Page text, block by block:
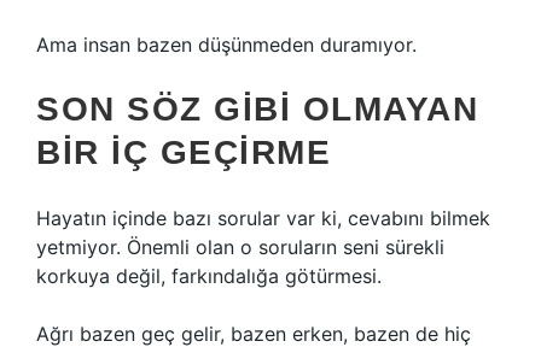
Ama insan bazen düşünmeden duramıyor.
SON SÖZ GIBI OLMAYAN
BIR IÇ GEÇIRME
Hayatın içinde bazı sorular var ki, cevabını bilmek
yetmiyor. Önemli olan o soruların seni sürekli
korkuya değil, farkındalığa götürmesi.
Ağrı bazen geç gelir, bazen erken, bazen de hiç